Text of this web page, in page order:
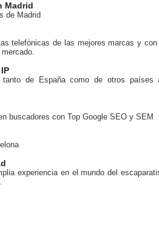
Madrid
de Madrid
telefónicas de las mejores marcas y con
tanto de España como de otros países
buscadores con Top Google SEO y SEM
experiencia en el mundo del